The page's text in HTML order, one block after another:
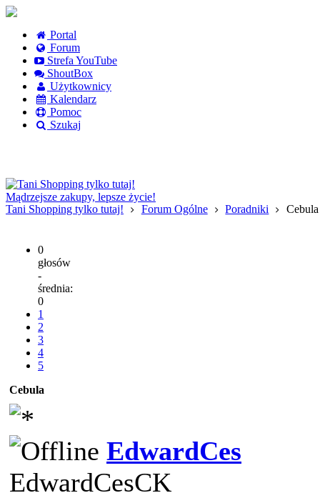
Portal
Forum
Strefa YouTube
ShoutBox
Użytkownicy
Kalendarz
Pomoc
Szukaj
Mądrzejsze zakupy, lepsze życie!
Tani Shopping tylko tutaj!
Forum Ogólne Poradniki Cebula
0
głosów
-
średnia:
0
1
2
3
4
5
Cebula
EdwardCes
EdwardCesCK